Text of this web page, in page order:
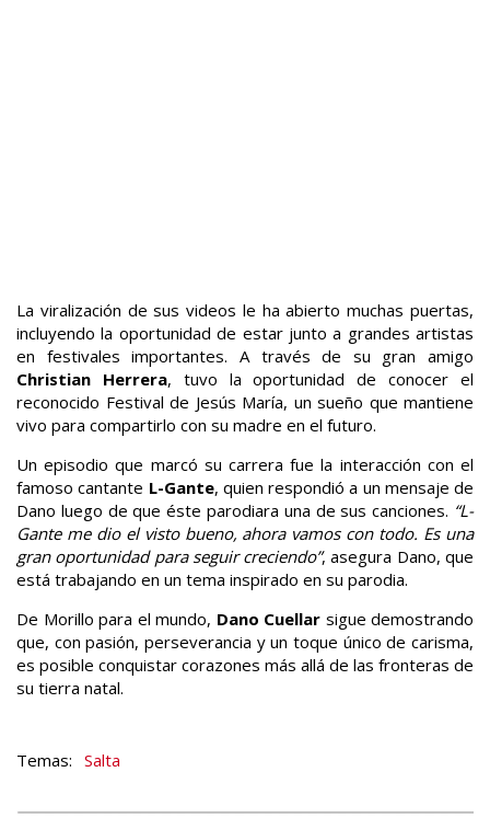
La viralización de sus videos le ha abierto muchas puertas,
incluyendo la oportunidad de estar junto a grandes artistas
en festivales importantes. A través de su gran amigo
Christian Herrera, tuvo la oportunidad de conocer el
reconocido Festival de Jesús María, un sueño que mantiene
vivo para compartirlo con su madre en el futuro.
Un episodio que marcó su carrera fue la interacción con el
famoso cantante L-Gante, quien respondió a un mensaje de
Dano luego de que éste parodiara una de sus canciones. “L-
Gante me dio el visto bueno, ahora vamos con todo. Es una
gran oportunidad para seguir creciendo”, asegura Dano, que
está trabajando en un tema inspirado en su parodia.
De Morillo para el mundo, Dano Cuellar sigue demostrando
que, con pasión, perseverancia y un toque único de carisma,
es posible conquistar corazones más allá de las fronteras de
su tierra natal.
Salta